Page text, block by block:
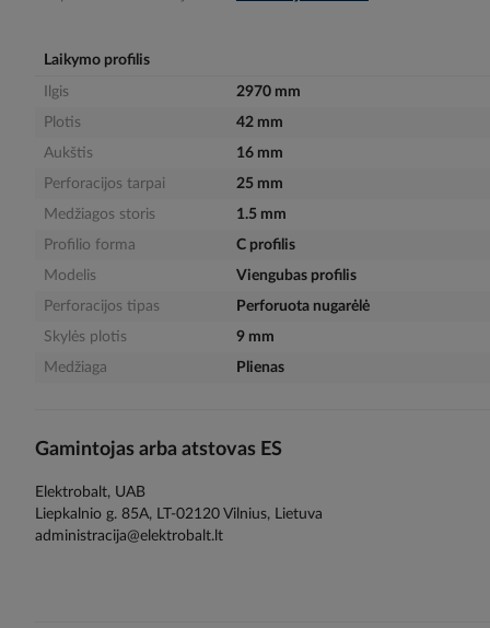
Laikymo profilis
Ilgis
2970 mm
Plotis
42 mm
Aukštis
16 mm
Perforacijos tarpai
25 mm
Medžiagos storis
1.5 mm
Profilio forma
C profilis
Modelis
Viengubas profilis
Perforacijos tipas
Perforuota nugarėlė
Skylės plotis
9 mm
Medžiaga
Plienas
Gamintojas arba atstovas ES
Elektrobalt, UAB
Liepkalnio g. 85A, LT-02120 Vilnius, Lietuva
administracija@elektrobalt.lt